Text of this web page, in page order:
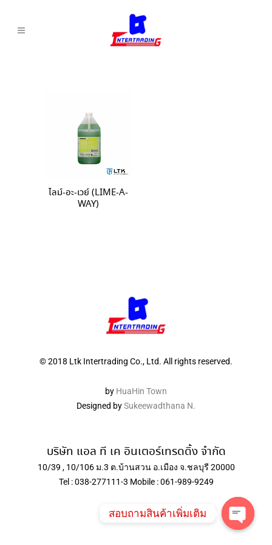
ไลม์-อะ-เวย์ (LIME-A-
WAY)
© 2018 Ltk Intertrading Co., Ltd. All rights reserved.
by HuaHin Town
Designed bySukeewadthana N.
บริษัท แอล ที เค อินเตอร์เทรดดิ้ง จำกัด
10/39 , 10/106 ม.3 ต.บ้านสวน อ.เมือง จ.ชลบุรี 20000
Tel : 038-277111-3 Mobile : 061-989-9249
สอบถามสินค้าเพิ่มเติม
Open